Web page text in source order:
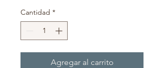
Cantidad *
Agregar al carrito